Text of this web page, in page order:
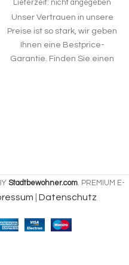
Lieferzeit: nicht angegeben
Unser Vertrauen in unsere
Preise ist so stark, wir geben
Ihnen eine Bestprice-
Garantie. Finden Sie einen
Stadtbewohner.com. PREMIUM E-
Datenschutz